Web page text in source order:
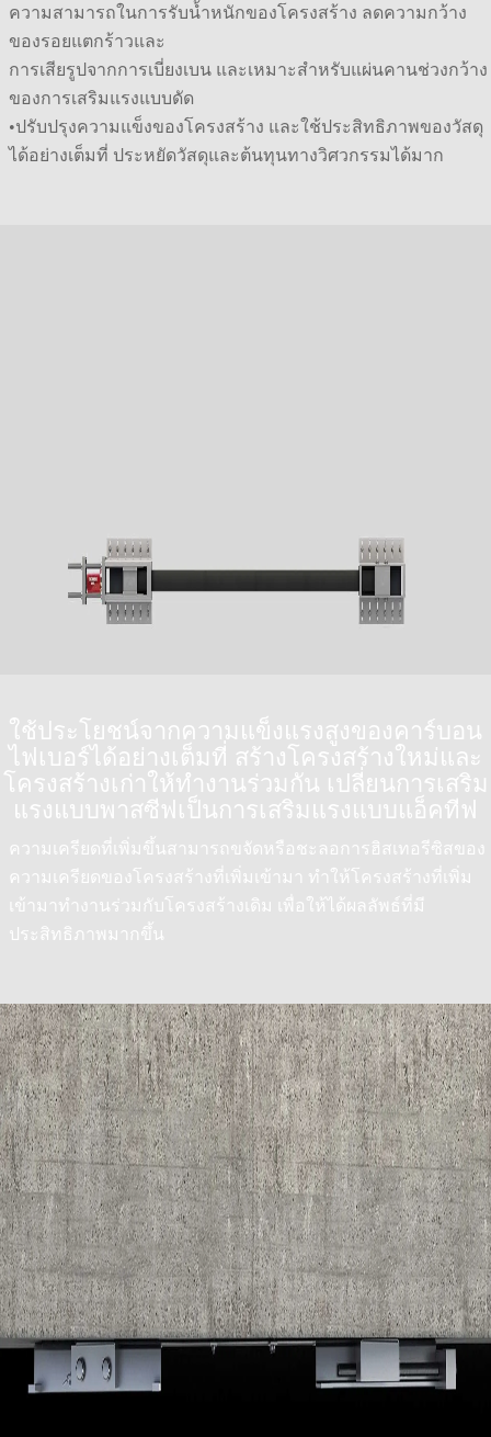
ความสามารถในการรับน้ำหนักของโครงสร้าง ลดความกว้าง
ของรอยแตกร้าวและ
การเสียรูปจากการเบี่ยงเบน และเหมาะสำหรับแผ่นคานช่วงกว้าง
ของการเสริมแรงแบบดัด
•ปรับปรุงความแข็งของโครงสร้าง และใช้ประสิทธิภาพของวัสดุ
ได้อย่างเต็มที่ ประหยัดวัสดุและต้นทุนทางวิศวกรรมได้มาก
ใช้ประโยชน์จากความแข็งแรงสูงของคาร์บอน
ไฟเบอร์ได้อย่างเต็มที่ สร้างโครงสร้างใหม่และ
โครงสร้างเก่าให้ทำงานร่วมกัน เปลี่ยนการเสริม
แรงแบบพาสซีฟเป็นการเสริมแรงแบบแอ็คทีฟ
ความเครียดที่เพิ่มขึ้นสามารถขจัดหรือชะลอการฮิสเทอรีซิสของ
ความเครียดของโครงสร้างที่เพิ่มเข้ามา ทำให้โครงสร้างที่เพิ่ม
เข้ามาทำงานร่วมกับโครงสร้างเดิม เพื่อให้ได้ผลลัพธ์ที่มี
ประสิทธิภาพมากขึ้น